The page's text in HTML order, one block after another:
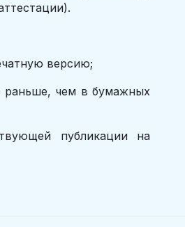
версию;
раньше, чем в бумажных
публикации на